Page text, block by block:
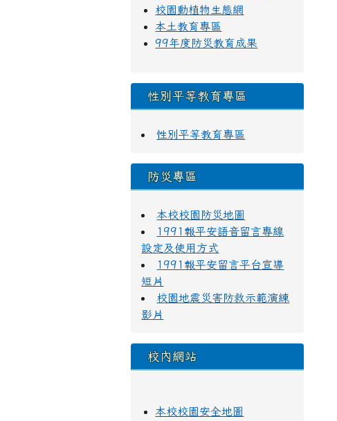
校園動植物生態網
本土教育專區
99年度防災教育成果
性別平等教育專區
性別平等教育專區
防災專區
本校校園防災地圖
1991報平安語音留言專線
設定及使用方式
1991報平安留言平台宣導
短片
校園地震災害防救示範演練
影片
校內網站
本校校園安全地圖